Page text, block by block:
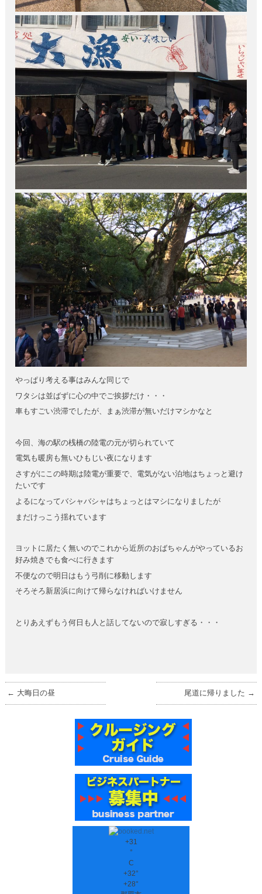
やっぱり考える事はみんな同じで
ワタシは並ばずに心の中でご挨拶だけ・・・
車もすごい渋滞でしたが、まぁ渋滞が無いだけマシかなと
今回、海の駅の桟橋の陸電の元が切られていて
電気も暖房も無いひもじい夜になります
さすがにこの時期は陸電が重要で、電気がない泊地はちょっと避け
たいです
よるになってバシャバシャはちょっとはマシになりましたが
まだけっこう揺れています
ヨットに居たく無いのでこれから近所のおばちゃんがやっているお
好み焼きでも食べに行きます
不便なので明日はもう弓削に移動します
そろそろ新居浜に向けて帰らなければいけません
とりあえずもう何日も人と話してないので寂しすぎる・・・
← 大晦日の昼 尾道に帰りました →
+31
°
C
+32°
+28°